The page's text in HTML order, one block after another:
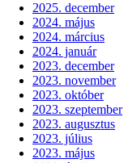
2025. december
2024. május
2024. március
2024. január
2023. december
2023. november
2023. október
2023. szeptember
2023. augusztus
2023. július
2023. május